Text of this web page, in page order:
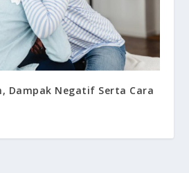
Dampak Negatif Serta Cara